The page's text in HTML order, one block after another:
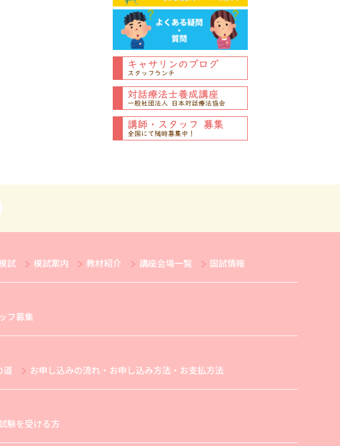
試 模試案内 教材紹介 講座会場一覧 国試情報
フ募集
道
お申し込みの流れ・お申し込み方法・お支払方法
験を受ける方